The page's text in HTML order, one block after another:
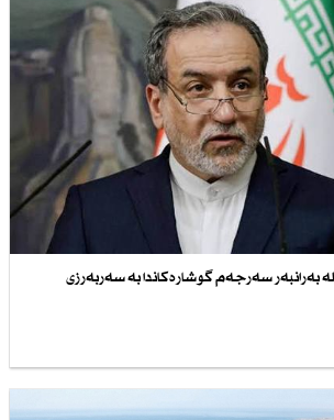
بەرانبەر سەرجەم گوشارەكاندا بە سەربەرزی